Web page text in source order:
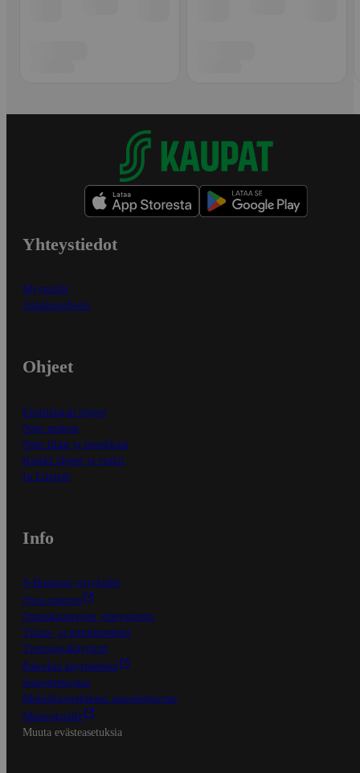
Yhteystiedot
Myymälät
Asiakaspalvelu
Ohjeet
Ensitilaajan ohjeet
Näin maksat
Näin tilaat ja muokkaat
Kaikki ohjeet ja vinkit
In English
Info
S-Business yrityksille
Oiva-raportit
Osuuskauppojen yhteystiedot
Tilaus- ja toimitusehdot
Tietosuojakäytäntö
Palvelun käyttöehdot
Saavutettavuus
Mobiilisovelluksen saavutettavuus
Mainostajalle
Muuta evästeasetuksia